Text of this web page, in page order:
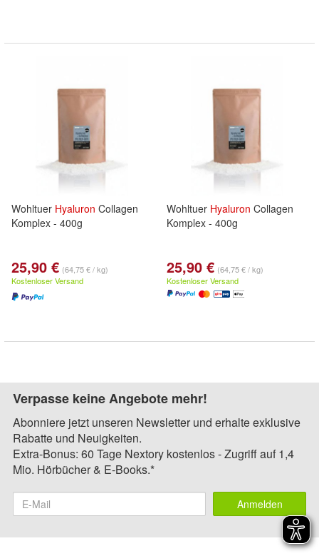
Wohltuer Hyaluron Collagen
Komplex - 400g
25,90 € (64,75 € / kg)
Kostenloser Versand
Wohltuer Hyaluron Collagen
Komplex - 400g
25,90 € (64,75 € / kg)
Kostenloser Versand
Verpasse keine Angebote mehr!
Abonniere jetzt unseren Newsletter und erhalte exklusive
Rabatte und Neuigkeiten.
Extra-Bonus: 60 Tage Nextory kostenlos - Zugriff auf 1,4
Mio. Hörbücher & E-Books.*
Anmelden